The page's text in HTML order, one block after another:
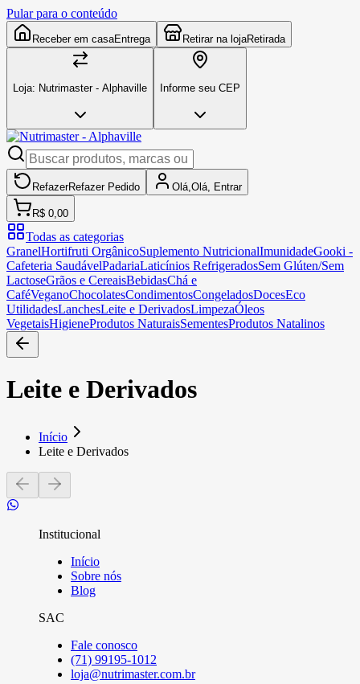
Pular para o conteúdo
Receber em casaEntrega Retirar na lojaRetirada
Loja: Nutrimaster - Alphaville Informe seu CEP
RefazerRefazer Pedido Olá, Olá, Entrar
R$ 0,00
Todas as categorias
GranelHortifruti OrgânicoSuplemento NutricionalImunidadeGooki -
Cafeteria SaudávelPadariaLaticínios RefrigeradosSem Glúten/Sem
LactoseGrãos e CereaisBebidasChá e
CaféVeganoChocolatesCondimentosCongeladosDocesEco
UtilidadesLanchesLeite e DerivadosLimpezaÓleos
VegetaisHigieneProdutos NaturaisSementesProdutos Natalinos
Leite e Derivados
Início
Leite e Derivados
Institucional
Início
Sobre nós
Blog
SAC
Fale conosco
(71) 99195-1012
loja@nutrimaster.com.br